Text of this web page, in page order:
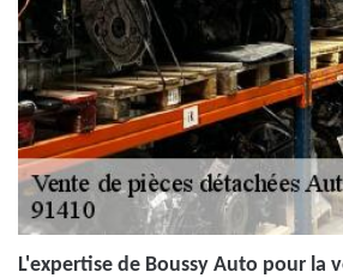
L'expertise de Boussy Auto pour la